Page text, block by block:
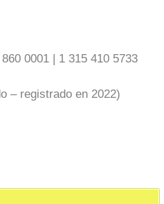
860 0001 | 1 315 410 5733
– registrado en 2022)